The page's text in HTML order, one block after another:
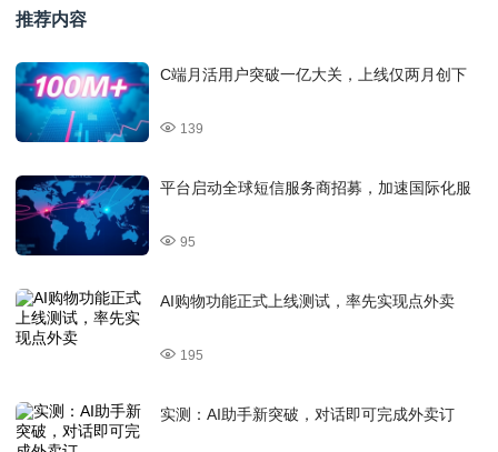
推荐内容
C端月活用户突破一亿大关，上线仅两月创下
139
平台启动全球短信服务商招募，加速国际化服
95
AI购物功能正式上线测试，率先实现点外卖
195
实测：AI助手新突破，对话即可完成外卖订